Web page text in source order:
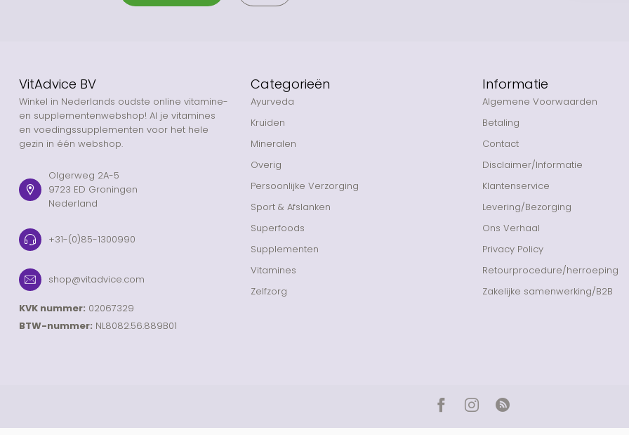
VitAdvice BV
Winkel in Nederlands oudste online vitamine-
en supplementenwebshop! Al je vitamines
en voedingssupplementen voor het hele
gezin in één webshop.
Olgerweg 2A-5
9723 ED Groningen
Nederland
+31-(0)85-1300990
shop@vitadvice.com
KVK nummer: 02067329
BTW-nummer: NL8082.56.889B01
Categorieën
Ayurveda
Kruiden
Mineralen
Overig
Persoonlijke Verzorging
Sport & Afslanken
Superfoods
Supplementen
Vitamines
Zelfzorg
Informatie
Algemene Voorwaarden
Betaling
Contact
Disclaimer/Informatie
Klantenservice
Levering/Bezorging
Ons Verhaal
Privacy Policy
Retourprocedure/herroeping
Zakelijke samenwerking/B2B